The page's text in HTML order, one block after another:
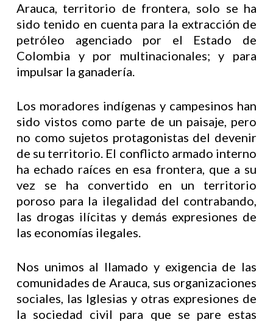
Arauca, territorio de frontera, solo se ha
sido tenido en cuenta para la extracción de
petróleo agenciado por el Estado de
Colombia y por multinacionales; y para
impulsar la ganadería.
Los moradores indígenas y campesinos han
sido vistos como parte de un paisaje, pero
no como sujetos protagonistas del devenir
de su territorio. El conflicto armado interno
ha echado raíces en esa frontera, que a su
vez se ha convertido en un territorio
poroso para la ilegalidad del contrabando,
las drogas ilícitas y demás expresiones de
las economías ilegales.
Nos unimos al llamado y exigencia de las
comunidades de Arauca, sus organizaciones
sociales, las Iglesias y otras expresiones de
la sociedad civil para que se pare estas